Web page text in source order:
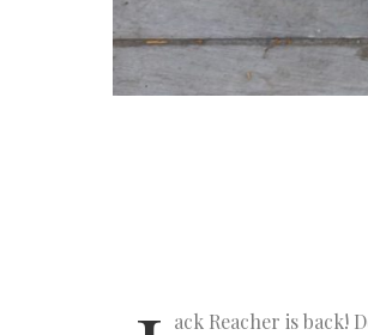
ack Reacher is back!